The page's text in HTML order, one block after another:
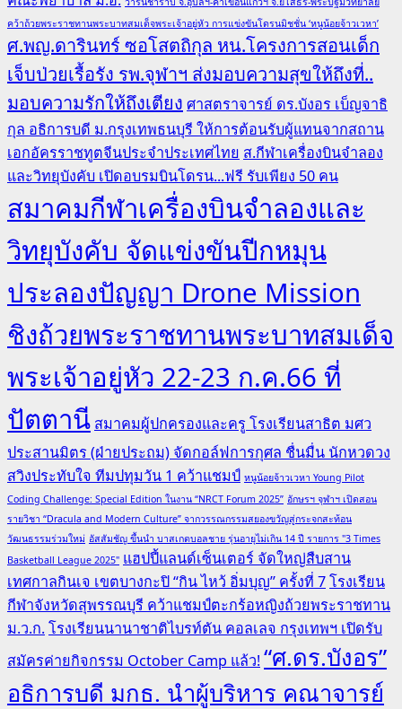
คว้าถ้วยพระราชทานพระบาทสมเด็จพระเจ้าอยู่หัว การแข่งขันโดรนมิชชั่น ‘หนูน้อยจ้าวเวหา’
ศ.พญ.ดารินทร์ ซอโสตถิกุล หน.โครงการสอนเด็ก
เจ็บป่วยเรื้อรัง รพ.จุฬาฯ ส่งมอบความสุขให้ถึงที่..
มอบความรักให้ถึงเตียง ศาสตราจารย์ ดร.บังอร เบ็ญจาธิ
กุล อธิการบดี ม.กรุงเทพธนบุรี ให้การต้อนรับผู้แทนจากสถาน
เอกอัครราชทูตจีนประจำประเทศไทย ส.กีฬาเครื่องบินจำลอง
และวิทยุบังคับ เปิดอบรมบินโดรน...ฟรี รับเพียง 50 คน
สมาคมกีฬาเครื่องบินจำลองและ
วิทยุบังคับ จัดแข่งขันปีกหมุน
ประลองปัญญา Drone Mission
ชิงถ้วยพระราชทานพระบาทสมเด็จ
พระเจ้าอยู่หัว 22-23 ก.ค.66 ที่
ปัตตานี สมาคมผู้ปกครองและครู โรงเรียนสาธิต มศว
ประสานมิตร (ฝ่ายประถม) จัดกอล์ฟการกุศล ชื่นมื่น นักหวดวง
สวิงประทับใจ ทีมปทุมวัน 1 คว้าแชมป์ หนูน้อยจ้าวเวหา Young Pilot
Coding Challenge: Special Edition ในงาน “NRCT Forum 2025” อักษรฯ จุฬาฯ เปิดสอน
รายวิชา “Dracula and Modern Culture” จากวรรณกรรมสยองขวัญสู่กระจกสะท้อน
วัฒนธรรมร่วมใหม่ อัสสัมชัญ ขึ้นนำ บาสเกตบอลชาย รุ่นอายุไม่เกิน 14 ปี รายการ "3 Times
Basketball League 2025" แฮปปี้แลนด์เซ็นเตอร์ จัดใหญ่สืบสาน
เทศกาลกินเจ เขตบางกะปิ “กิน ไหว้ อิ่มบุญ” ครั้งที่ 7โรงเรียน
กีฬาจังหวัดสุพรรณบุรี คว้าแชมป์ตะกร้อหญิงถ้วยพระราชทาน
ม.ว.ก.โรงเรียนนานาชาติไบรท์ตัน คอลเลจ กรุงเทพฯ เปิดรับ
สมัครค่ายกิจกรรม October Camp แล้ว!“ศ.ดร.บังอร”
อธิการบดี มกธ. นำผู้บริหาร คณาจารย์